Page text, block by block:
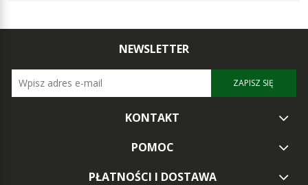
NEWSLETTER
ZAPISZ SIĘ
KONTAKT
POMOC
PŁATNOŚCI I DOSTAWA